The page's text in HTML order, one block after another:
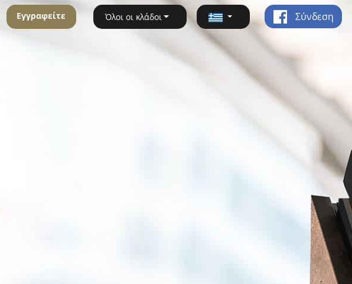
Εγγραφείτε Όλοι οι κλάδοι Σύνδεση